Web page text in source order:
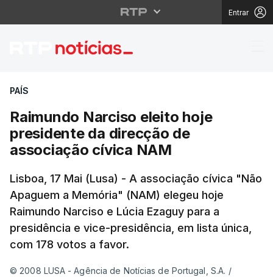
Entrar
Raimundo Narciso
PAÍS
Raimundo Narciso eleito hoje
presidente da direcção de
associação cívica NAM
Lisboa, 17 Mai (Lusa) - A associação cívica "Não
Apaguem a Memória" (NAM) elegeu hoje
Raimundo Narciso e Lúcia Ezaguy para a
presidência e vice-presidência, em lista única,
com 178 votos a favor.
© 2008 LUSA - Agência de Notícias de Portugal, S.A. /